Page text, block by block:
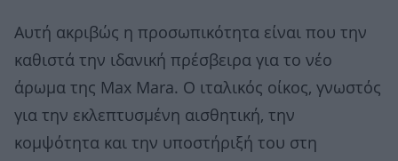
Αυτή ακριβώς η προσωπικότητα είναι που την
καθιστά την ιδανική πρέσβειρα για το νέο
άρωμα της Max Mara. Ο ιταλικός οίκος, γνωστός
για την εκλεπτυσμένη αισθητική, την
κομψότητα και την υποστήριξή του στη